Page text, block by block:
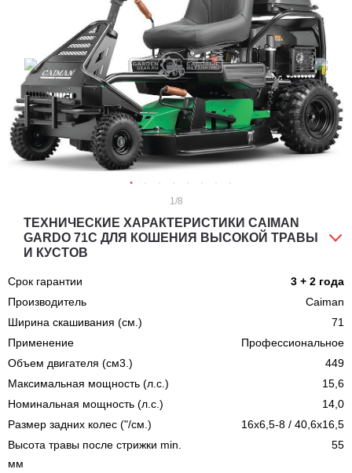
1/8
ТЕХНИЧЕСКИЕ ХАРАКТЕРИСТИКИ CAIMAN
GARDO 71C ДЛЯ КОШЕНИЯ ВЫСОКОЙ ТРАВЫ
И КУСТОВ
Срок гарантии
3 + 2 года
Производитель
Caiman
Ширина скашивания (см.)
71
Применение
Профессиональное
Объем двигателя (см3.)
449
Максимальная мощность (л.с.)
15,6
Номинальная мощность (л.с.)
14,0
Размер задних колес ("/см.)
16x6,5-8 / 40,6x16,5
Высота травы после стрижки min.
мм
55